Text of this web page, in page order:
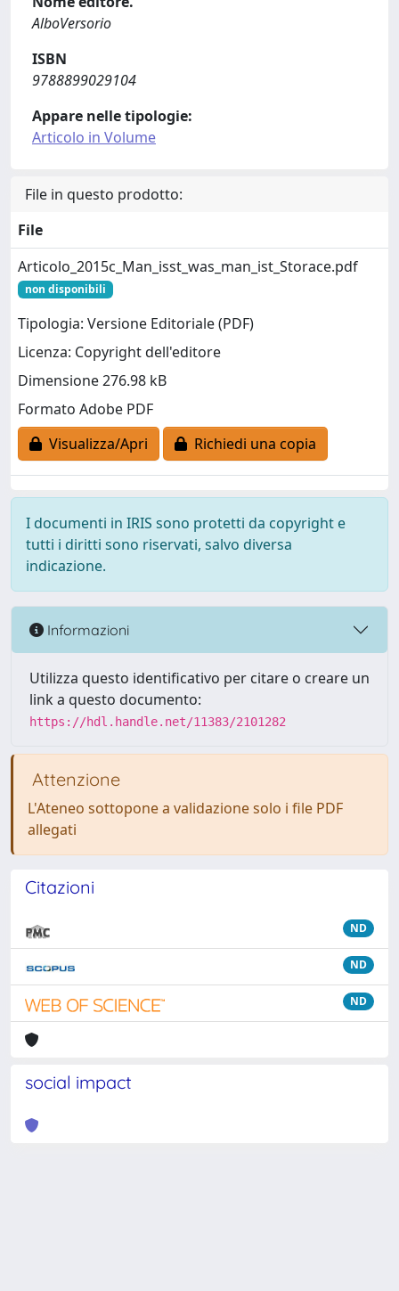
AlboVersorio
ISBN
9788899029104
Appare nelle tipologie:
Articolo in Volume
File in questo prodotto:
File
Articolo_2015c_Man_isst_was_man_ist_Storace.pdf
non disponibili
Tipologia: Versione Editoriale (PDF)
Licenza: Copyright dell'editore
Dimensione 276.98 kB
Formato Adobe PDF
Visualizza/Apri
Richiedi una copia
I documenti in IRIS sono protetti da copyright e
tutti i diritti sono riservati, salvo diversa
indicazione.
Informazioni
Utilizza questo identificativo per citare o creare un
link a questo documento:
https://hdl.handle.net/11383/2101282
Attenzione
L'Ateneo sottopone a validazione solo i file PDF
allegati
Citazioni
ND
ND
ND
social impact